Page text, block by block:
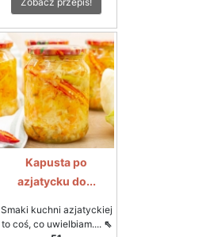
Kapusta po
azjatycku do...
Smaki kuchni azjatyckiej
to coś, co uwielbiam.... ⇖